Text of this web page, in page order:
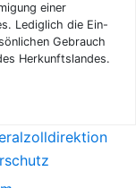
einer
Lediglich die Ein-
Gebrauch
Herkunftslandes.